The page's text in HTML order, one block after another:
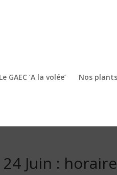
Le GAEC ‘A la volée’ Nos plants
Juin :